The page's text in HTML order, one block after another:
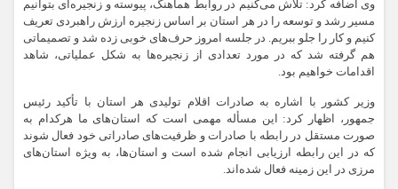
وی اضافه کرد: تلاش می‌کنیم در روابط هماهنگ، پیوسته و زنجیره‌ای بتوانیم
مسیر رشد و توسعه را در هر استان بر اساس زنجیره ارزش راهبردی تعریف
کنیم و کار را جلو ببریم. در جلسه امروز حرف‌های خوبی زده شد و تصمیماتی
هم گرفته شد که در مورد تعدادی از زنجیره‌ها به شکل عملیاتی، شاهد
اقدامات خواهیم بود.
وزیر کشور با اشاره به صادرات اقلام تولیدی هر استان با تأکید رئیس
جمهور، اظهار کرد: این مسأله مهمی است که استان‌های ما هرکدام به
صورت مستقل در رابطه با صادرات و ظرفیت‌های صادراتی خود فعال شوند
که در این رابطه ارزیابی انجام شده است و استان‌ها، به ویژه استان‌های
مرزی در این زمینه فعال شده‌اند.